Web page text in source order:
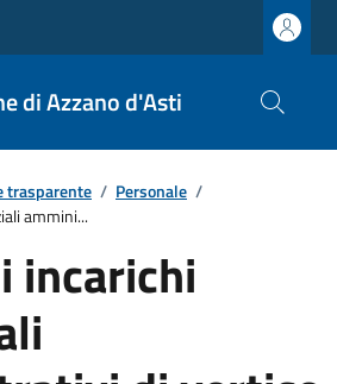
di Azzano d'Asti
trasparente / Personale /
ammini...
incarichi